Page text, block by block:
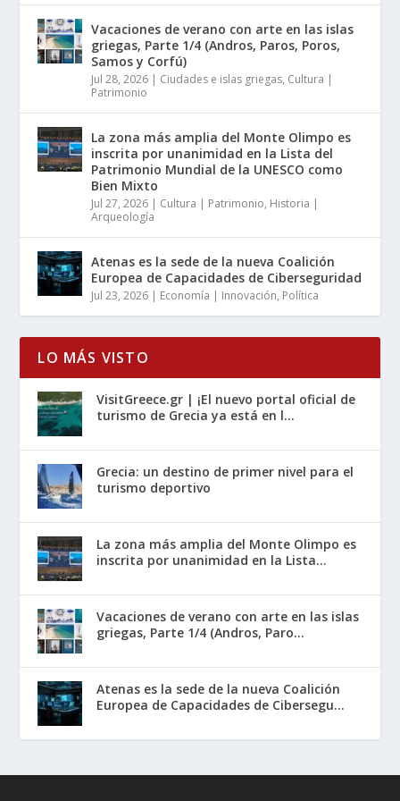
Vacaciones de verano con arte en las islas
griegas, Parte 1/4 (Andros, Paros, Poros,
Samos y Corfú)
Jul 28, 2026 | Ciudades e islas griegas, Cultura |
Patrimonio
La zona más amplia del Monte Olimpo es
inscrita por unanimidad en la Lista del
Patrimonio Mundial de la UNESCO como
Bien Mixto
Jul 27, 2026 | Cultura | Patrimonio, Historia |
Arqueología
Atenas es la sede de la nueva Coalición
Europea de Capacidades de Ciberseguridad
Jul 23, 2026 | Economía | Innovación, Política
LO MÁS VISTO
VisitGreece.gr | ¡El nuevo portal oficial de
turismo de Grecia ya está en l...
Grecia: un destino de primer nivel para el
turismo deportivo
La zona más amplia del Monte Olimpo es
inscrita por unanimidad en la Lista...
Vacaciones de verano con arte en las islas
griegas, Parte 1/4 (Andros, Paro...
Atenas es la sede de la nueva Coalición
Europea de Capacidades de Cibersegu...